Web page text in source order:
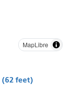
MapLibre
(62 feet)